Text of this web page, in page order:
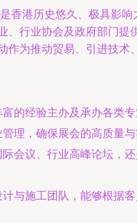
香港历史悠久、极具影
、行业协会及政府部门
作为推动贸易、引进技
的经验主办及承办各类
理，确保展会的高质量与
会议、行业高峰论坛，
与施工团队，能够根据